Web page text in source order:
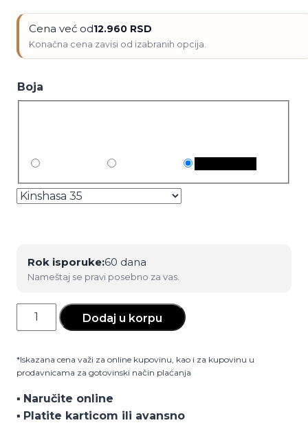
Cena već od12.960 RSD
Boja
Rok isporuke:60 dana
Nameštaj se pravi posebno za vas.
Ergonomska
stolica
količina
Dodaj u korpu
*Iskazana cena važi za online kupovinu, kao i za kupovinu u
prodavnicama za gotovinski način plaćanja
▪️ Naručite online
▪️ Platite karticom ili avansno